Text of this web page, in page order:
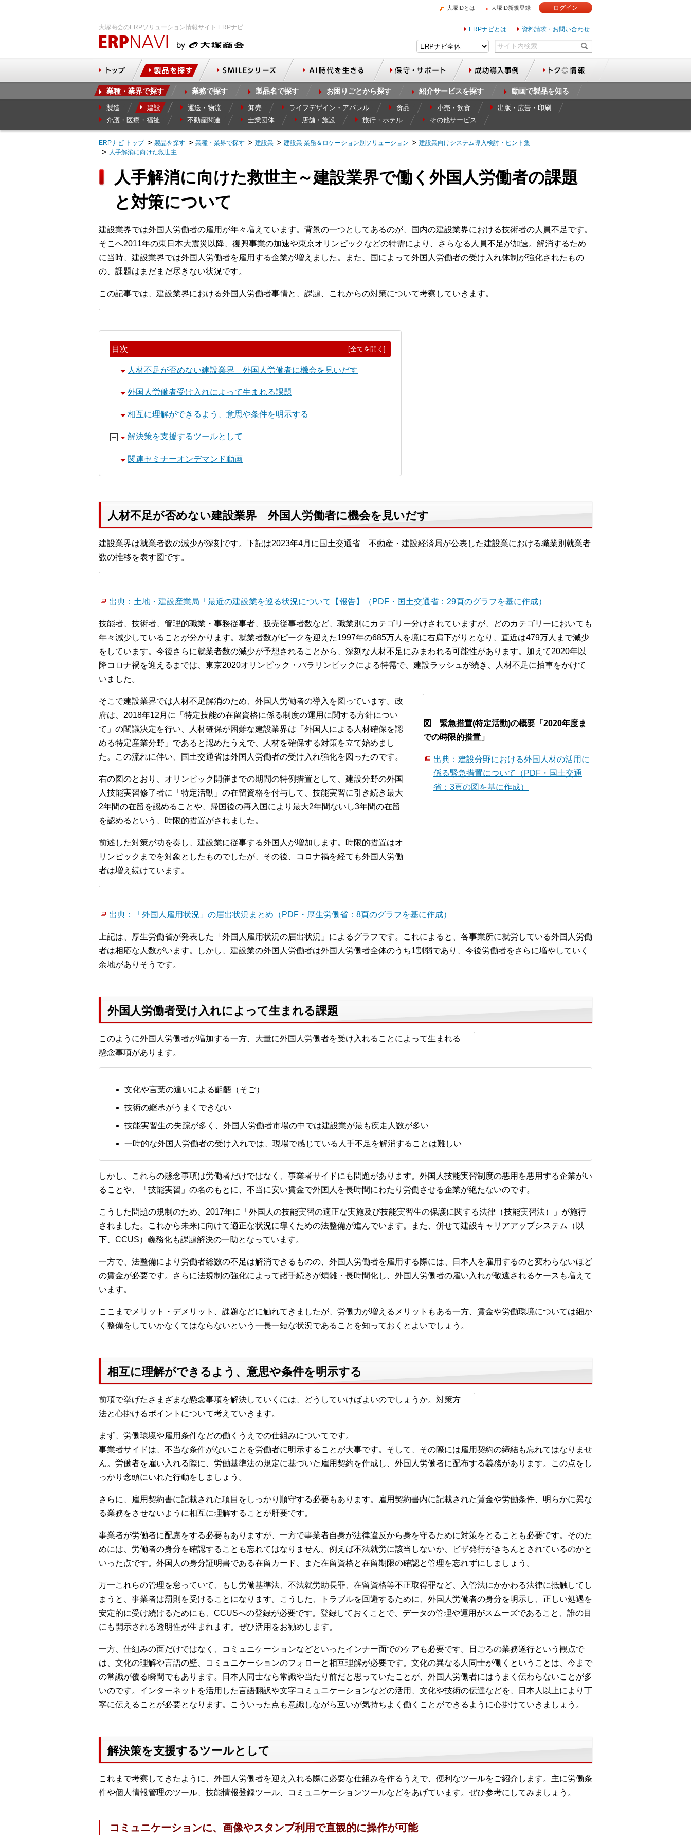
大塚IDとは 大塚ID新規登録 ログイン
大塚商会のERPソリューション情報サイト ERPナビ ERPナビとは 資料請求・お問い合わせ
業種・業界で探す 業務で探す 製品名で探す お困りごとから探す 紹介サービスを探す 動画で製品を知る
製造 建設 運送・物流 卸売 ライフデザイン・アパレル 食品 小売・飲食
出版・広告・印刷
介護・医療・福祉
不動産関連 士業団体 店舗・施設 旅行・ホテル その他サービス
ERPナビ トップ 製品を探す 業種・業界で探す 建設業 建設業 業務＆ロケーション別ソリューション
建設業向けシステム導入検討・ヒント集
人手解消に向けた救世主
人手解消に向けた救世主～建設業界で働く外国人労働者の課題
と対策について
建設業界では外国人労働者の雇用が年々増えています。背景の一つとしてあるのが、国内の建設業界における技術者の人員不足です。
そこへ2011年の東日本大震災以降、復興事業の加速や東京オリンピックなどの特需により、さらなる人員不足が加速。解消するため
に当時、建設業界では外国人労働者を雇用する企業が増えました。また、国によって外国人労働者の受け入れ体制が強化されたもの
の、課題はまだまだ尽きない状況です。
この記事では、建設業界における外国人労働者事情と、課題、これからの対策について考察していきます。
目次 [全てを開く]
人材不足が否めない建設業界 外国人労働者に機会を見いだす
外国人労働者受け入れによって生まれる課題
相互に理解ができるよう、意思や条件を明示する
解決策を支援するツールとして
関連セミナーオンデマンド動画
人材不足が否めない建設業界 外国人労働者に機会を見いだす
建設業界は就業者数の減少が深刻です。下記は2023年4月に国土交通省 不動産・建設経済局が公表した建設業における職業別就業者
数の推移を表す図です。
出典：土地・建設産業局「最近の建設業を巡る状況について【報告】（PDF・国土交通省：29頁のグラフを基に作成）
技能者、技術者、管理的職業・事務従事者、販売従事者数など、職業別にカテゴリー分けされていますが、どのカテゴリーにおいても
年々減少していることが分かります。就業者数がピークを迎えた1997年の685万人を境に右肩下がりとなり、直近は479万人まで減少
をしています。今後さらに就業者数の減少が予想されることから、深刻な人材不足にみまわれる可能性があります。加えて2020年以
降コロナ禍を迎えるまでは、東京2020オリンピック・パラリンピックによる特需で、建設ラッシュが続き、人材不足に拍車をかけて
いました。
そこで建設業界では人材不足解消のため、外国人労働者の導入を図っています。政
府は、2018年12月に「特定技能の在留資格に係る制度の運用に関する方針につい
て」の閣議決定を行い、人材確保が困難な建設業界は「外国人による人材確保を認
める特定産業分野」であると認めたうえで、人材を確保する対策を立て始めまし
た。この流れに伴い、国土交通省は外国人労働者の受け入れ強化を図ったのです。
右の図のとおり、オリンピック開催までの期間の特例措置として、建設分野の外国
人技能実習修了者に「特定活動」の在留資格を付与して、技能実習に引き続き最大
2年間の在留を認めることや、帰国後の再入国により最大2年間ないし3年間の在留
を認めるという、時限的措置がされました。
前述した対策が功を奏し、建設業に従事する外国人が増加します。時限的措置はオ
リンピックまでを対象としたものでしたが、その後、コロナ禍を経ても外国人労働
者は増え続けています。
図 緊急措置(特定活動)の概要「2020年度ま
での時限的措置」
出典：建設分野における外国人材の活用に
係る緊急措置について（PDF・国土交通
省：3頁の図を基に作成）
出典：「外国人雇用状況」の届出状況まとめ（PDF・厚生労働省：8頁のグラフを基に作成）
上記は、厚生労働省が発表した「外国人雇用状況の届出状況」によるグラフです。これによると、各事業所に就労している外国人労働
者は相応な人数がいます。しかし、建設業の外国人労働者は外国人労働者全体のうち1割弱であり、今後労働者をさらに増やしていく
余地がありそうです。
外国人労働者受け入れによって生まれる課題
このように外国人労働者が増加する一方、大量に外国人労働者を受け入れることによって生まれる
懸念事項があります。
文化や言葉の違いによる齟齬（そご）
技術の継承がうまくできない
技能実習生の失踪が多く、外国人労働者市場の中では建設業が最も疾走人数が多い
一時的な外国人労働者の受け入れでは、現場で感じている人手不足を解消することは難しい
しかし、これらの懸念事項は労働者だけではなく、事業者サイドにも問題があります。外国人技能実習制度の悪用を悪用する企業がい
ることや、「技能実習」の名のもとに、不当に安い賃金で外国人を長時間にわたり労働させる企業が絶たないのです。
こうした問題の規制のため、2017年に「外国人の技能実習の適正な実施及び技能実習生の保護に関する法律（技能実習法）」が施行
されました。これから未来に向けて適正な状況に導くための法整備が進んでいます。また、併せて建設キャリアアップシステム（以
下、CCUS）義務化も課題解決の一助となっています。
一方で、法整備により労働者総数の不足は解消できるものの、外国人労働者を雇用する際には、日本人を雇用するのと変わらないほど
の賃金が必要です。さらに法規制の強化によって諸手続きが煩雑・長時間化し、外国人労働者の雇い入れが敬遠されるケースも増えて
います。
ここまでメリット・デメリット、課題などに触れてきましたが、労働力が増えるメリットもある一方、賃金や労働環境については細か
く整備をしていかなくてはならないという一長一短な状況であることを知っておくとよいでしょう。
相互に理解ができるよう、意思や条件を明示する
前項で挙げたさまざまな懸念事項を解決していくには、どうしていけばよいのでしょうか。対策方
法と心掛けるポイントについて考えていきます。
まず、労働環境や雇用条件などの働くうえでの仕組みについてです。
事業者サイドは、不当な条件がないことを労働者に明示することが大事です。そして、その際には雇用契約の締結も忘れてはなりませ
ん。労働者を雇い入れる際に、労働基準法の規定に基づいた雇用契約を作成し、外国人労働者に配布する義務があります。この点をし
っかり念頭にいれた行動をしましょう。
さらに、雇用契約書に記載された項目をしっかり順守する必要もあります。雇用契約書内に記載された賃金や労働条件、明らかに異な
る業務をさせないように相互に理解することが肝要です。
事業者が労働者に配慮をする必要もありますが、一方で事業者自身が法律違反から身を守るために対策をとることも必要です。そのた
めには、労働者の身分を確認することも忘れてはなりません。例えば不法就労に該当しないか、ビザ発行がきちんとされているのかと
いった点です。外国人の身分証明書である在留カード、また在留資格と在留期限の確認と管理を忘れずにしましょう。
万一これらの管理を怠っていて、もし労働基準法、不法就労助長罪、在留資格等不正取得罪など、入管法にかかわる法律に抵触してし
まうと、事業者は罰則を受けることになります。こうした、トラブルを回避するために、外国人労働者の身分を明示し、正しい処遇を
安定的に受け続けるためにも、CCUSへの登録が必要です。登録しておくことで、データの管理や運用がスムーズであること、誰の目
にも開示される透明性が生まれます。ぜひ活用をお勧めします。
一方、仕組みの面だけではなく、コミュニケーションなどといったインナー面でのケアも必要です。日ごろの業務遂行という観点で
は、文化の理解や言語の壁、コミュニケーションのフォローと相互理解が必要です。文化の異なる人同士が働くということは、今まで
の常識が覆る瞬間でもあります。日本人同士なら常識や当たり前だと思っていたことが、外国人労働者にはうまく伝わらないことが多
いのです。インターネットを活用した言語翻訳や文字コミュニケーションなどの活用、文化や技術の伝達などを、日本人以上により丁
寧に伝えることが必要となります。こういった点も意識しながら互いが気持ちよく働くことができるように心掛けていきましょう。
解決策を支援するツールとして
これまで考察してきたように、外国人労働者を迎え入れる際に必要な仕組みを作るうえで、便利なツールをご紹介します。主に労働条
件や個人情報管理のツール、技能情報登録ツール、コミュニケーションツールなどをあげています。ぜひ参考にしてみましょう。
コミュニケーションに、画像やスタンプ利用で直観的に操作が可能